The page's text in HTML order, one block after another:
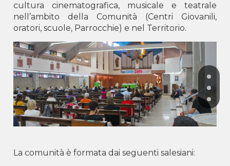
cultura cinematografica, musicale e teatrale
nell’ambito della Comunità (Centri Giovanili,
oratori, scuole, Parrocchie) e nel Territorio.
La comunità è formata dai seguenti salesiani: